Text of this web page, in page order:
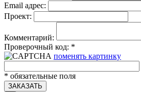
Email адрес:
Проект:
Комментарий:
Проверочный код: *
поменять картинку
* обязательные поля
ЗАКАЗАТЬ